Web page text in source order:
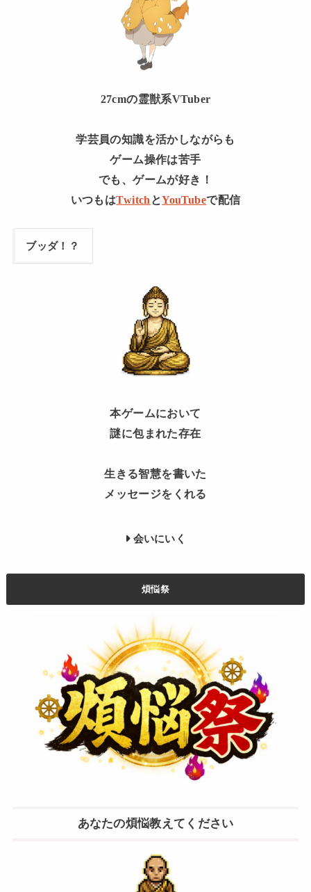
27cmの霊獣系VTuber
学芸員の知識を活かしながらも
ゲーム操作は苦手
でも、ゲームが好き！
いつもはTwitchとYouTubeで配信
ブッダ！？
本ゲームにおいて
謎に包まれた存在
生きる智慧を書いた
メッセージをくれる
会いにいく
煩悩祭
あなたの煩悩教えてください